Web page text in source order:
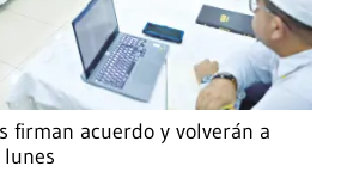
firman acuerdo y volverán a